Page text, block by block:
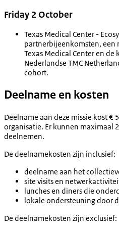
Friday 2 October
Texas Medical Center -
partnerbijeenkomsten, een
Texas Medical Center en
Nederlandse TMC
cohort.
Deelname en kosten
Deelname aan deze missie kost €
organisatie. Er kunnen maximaal
deelnemen.
De deelnamekosten zijn inclusief:
deelname aan het
site visits en
lunches en diners die
lokale ondersteuning door
De deelnamekosten zijn exclusief: